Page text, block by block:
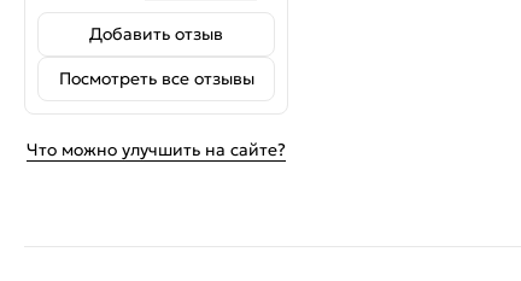
Добавить отзыв
Посмотреть все отзывы
Что можно улучшить на сайте?